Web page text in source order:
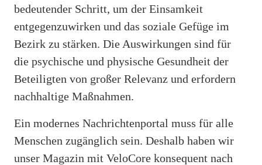
bedeutender Schritt, um der Einsamkeit
entgegenzuwirken und das soziale Gefüge im
Bezirk zu stärken. Die Auswirkungen sind für
die psychische und physische Gesundheit der
Beteiligten von großer Relevanz und erfordern
nachhaltige Maßnahmen.
Ein modernes Nachrichtenportal muss für alle
Menschen zugänglich sein. Deshalb haben wir
unser Magazin mit VeloCore konsequent nach